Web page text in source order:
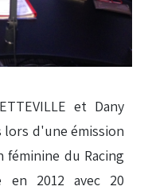
et Dany
lors d'une émission
féminine du Racing
en 2012 avec 20